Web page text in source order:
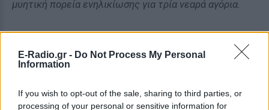
E-Radio.gr - Do Not Process My Personal
Information
If you wish to opt-out of the sale, sharing to third parties, or
processing of your personal or sensitive information for
μυητική πορεία ενηλικίωσης για τρία νεαρά αγόρια.
Μερικά χιλιάδες χιλιόμετρα πιο μακριά, στην
Παλαιστίνη, 13 διαφορετικές γυναίκες εγκλωβίζονται
σε ένα ινστιτούτο ομορφιάς μετά από την έκρηξη βίας
διαλόγους και κουτσομπολιά αλλά και μερικούς από